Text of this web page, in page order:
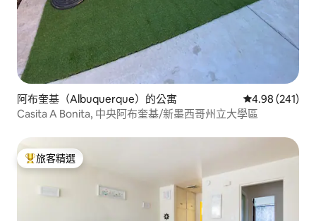
阿布奎基（Albuquerque）的公寓 從 241 則評價
4.98 (241)
Casita A Bonita, 中央阿布奎基/新墨西哥州立大學區
旅客精選榜首
旅客精選